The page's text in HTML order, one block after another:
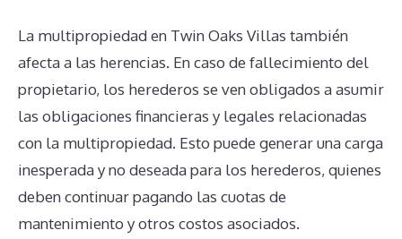
La multipropiedad en Twin Oaks Villas también
afecta a las herencias. En caso de fallecimiento del
propietario, los herederos se ven obligados a asumir
las obligaciones financieras y legales relacionadas
con la multipropiedad. Esto puede generar una carga
inesperada y no deseada para los herederos, quienes
deben continuar pagando las cuotas de
mantenimiento y otros costos asociados.